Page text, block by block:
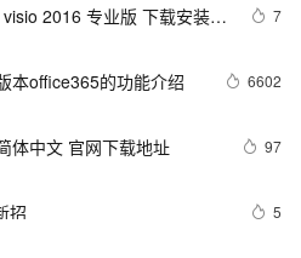
2016 专业版 下载安装
7
本office365的功能介绍 6602
体中文 官网下载地址 97
招 5